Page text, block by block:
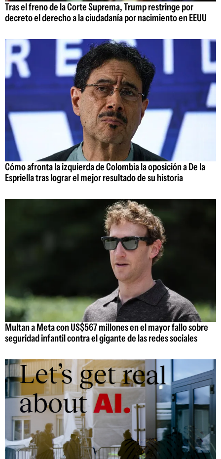
Tras el freno de la Corte Suprema, Trump restringe por
decreto el derecho a la ciudadanía por nacimiento en EEUU
Cómo afronta la izquierda de Colombia la oposición a De la
Espriella tras lograr el mejor resultado de su historia
Multan a Meta con US$567 millones en el mayor fallo sobre
seguridad infantil contra el gigante de las redes sociales